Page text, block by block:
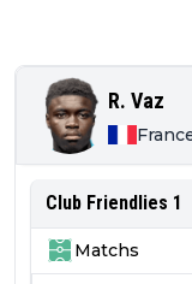
R. Vaz
Club Friendlies 1
Matchs